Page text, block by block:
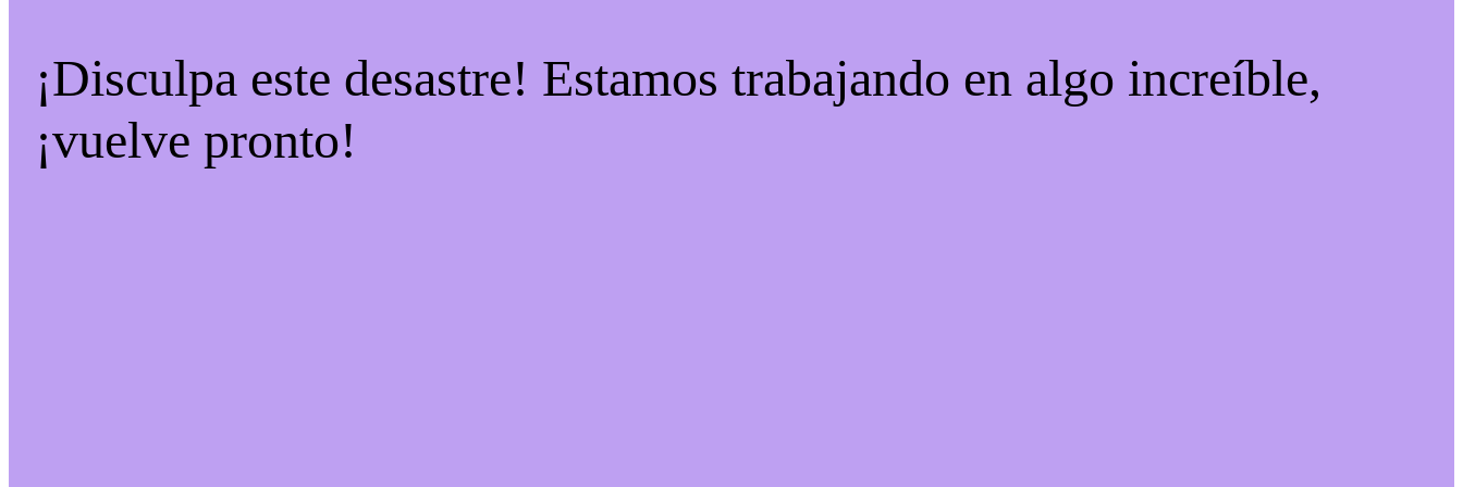
¡Disculpa este desastre! Estamos trabajando en algo increíble,
¡vuelve pronto!